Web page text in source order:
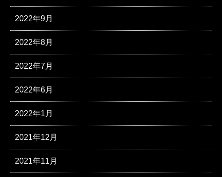
2022年9月
2022年8月
2022年7月
2022年6月
2022年1月
2021年12月
2021年11月